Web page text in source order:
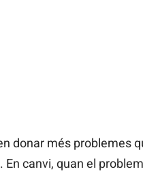
donar més problemes
canvi, quan el